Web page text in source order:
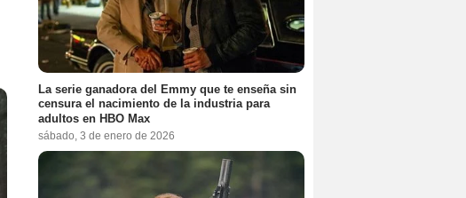
La serie ganadora del Emmy que te enseña sin
censura el nacimiento de la industria para
adultos en HBO Max
sábado, 3 de enero de 2026